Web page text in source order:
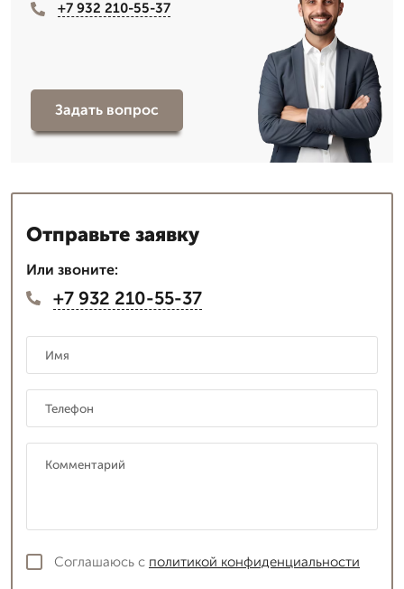
+7 932 210-55-37
Задать вопрос
Отправьте заявку
Или звоните:
+7 932 210-55-37
Соглашаюсь с политикой конфиденциальности